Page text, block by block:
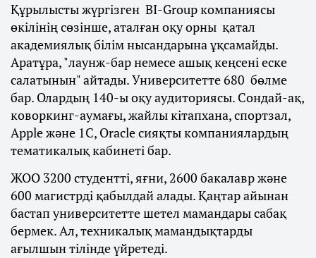
Құрылысты жүргізген BI-Group компаниясы
өкілінің сөзінше, аталған оқу орны қатал
академиялық білім нысандарына ұқсамайды.
Аратұра, "лаунж-бар немесе ашық кеңсені еске
салатынын" айтады. Университетте 680 бөлме
бар. Олардың 140-ы оқу аудиториясы. Сондай-ақ,
коворкинг-аумағы, жайлы кітапхана, спортзал,
Аррle және 1С, Oracle сияқты компаниялардың
тематикалық кабинеті бар.
ЖОО 3200 студентті, яғни, 2600 бакалавр және
600 магистрді қабылдай алады. Қаңтар айынан
бастап университетте шетел мамандары сабақ
бермек. Ал, техникалық мамандықтарды
ағылшын тілінде үйретеді.